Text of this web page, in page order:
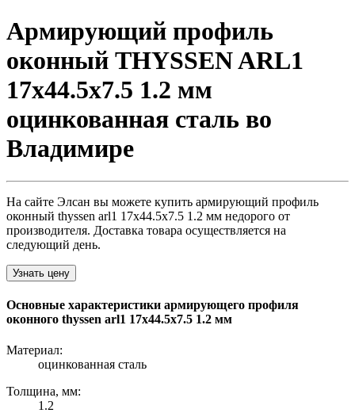
Армирующий профиль
оконный THYSSEN ARL1
17х44.5х7.5 1.2 мм
оцинкованная сталь во
Владимире
На сайте Элсан вы можете купить армирующий профиль
оконный thyssen arl1 17х44.5х7.5 1.2 мм недорого от
производителя. Доставка товара осуществляется на
следующий день.
Узнать цену
Основные характеристики армирующего профиля
оконного thyssen arl1 17х44.5х7.5 1.2 мм
Материал:
оцинкованная сталь
Толщина, мм:
1.2